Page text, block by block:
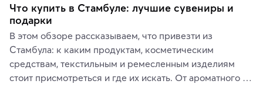
Что купить в Стамбуле: лучшие сувениры и
подарки
В этом обзоре рассказываем, что привезти из
Стамбула: к каким продуктам, косметическим
средствам, текстильным и ремесленным изделиям
стоит присмотреться и где их искать. От ароматного